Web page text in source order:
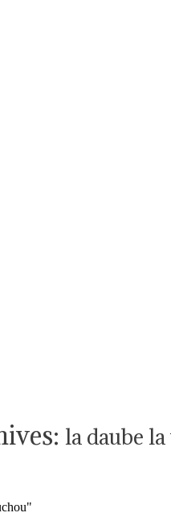
la daube